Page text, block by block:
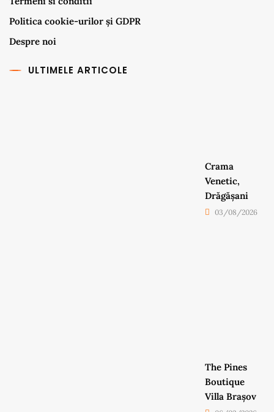
Politica cookie-urilor și GDPR
Despre noi
ULTIMELE ARTICOLE
Crama
Venetic,
Drăgășani
03/08/2026
The Pines
Boutique
Villa Brașov